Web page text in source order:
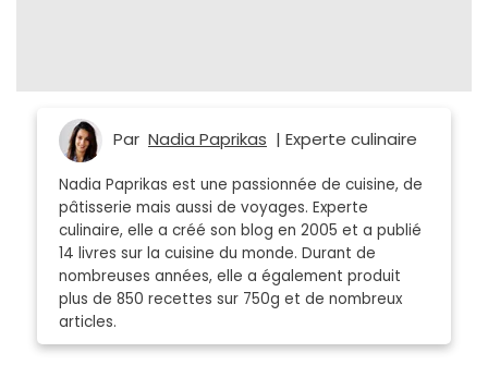
Par Nadia Paprikas | Experte culinaire
Nadia Paprikas est une passionnée de cuisine, de
pâtisserie mais aussi de voyages. Experte
culinaire, elle a créé son blog en 2005 et a publié
14 livres sur la cuisine du monde. Durant de
nombreuses années, elle a également produit
plus de 850 recettes sur 750g et de nombreux
articles.